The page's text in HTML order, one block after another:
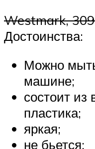
Westmark,
Достоинства:
Можно
машине;
состоит из
пластика;
яркая;
не бьется: